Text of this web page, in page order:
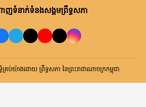
ញទំនាក់ទំនងសង្គមព្រឹទ្ធសភា
រប់យ៉ាងដោយ ព្រឹទ្ធសភា នៃព្រះរាជាណាចក្រកម្ពុជា